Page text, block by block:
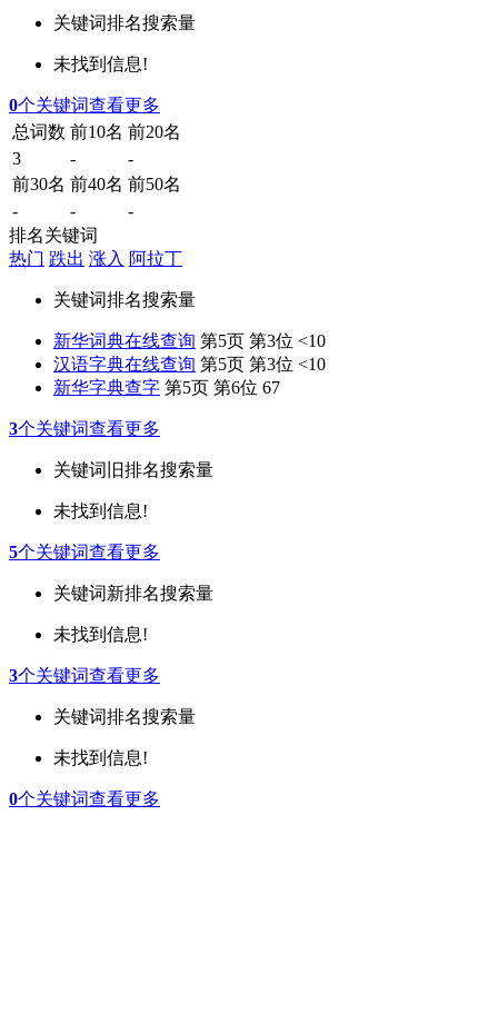
关键词排名搜索量
未找到信息!
0个关键词查看更多
总词数 前10名 前20名
3
-
-
前30名 前40名 前50名
-
-
-
排名关键词
热门 跌出 涨入 阿拉丁
关键词排名搜索量
新华词典在线查询 第5页 第3位 <10
汉语字典在线查询 第5页 第3位 <10
新华字典查字 第5页 第6位 67
3个关键词查看更多
关键词 旧排名搜索量
未找到信息!
5个关键词查看更多
关键词新排名搜索量
未找到信息!
3个关键词查看更多
关键词排名搜索量
未找到信息!
0个关键词查看更多